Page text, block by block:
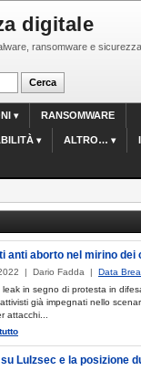
digitale
ransomware e
RANSOMWARE
ALTRO…
anti aborto nel mirino
| Dario Fadda | Data
leak in segno di protesta in
già impegnati nello
attacchi...
su Lulzsec e la posizione